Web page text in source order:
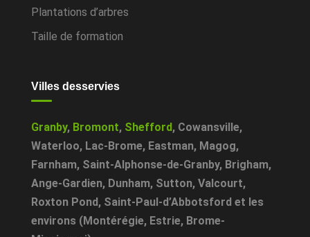
Plantations d’arbres
Taille de formation
Villes desservies
Granby, Bromont, Shefford, Cowansville,
Waterloo, Lac-Brome, Eastman, Magog,
Farnham, Saint-Alphonse-de-Granby, Brigham,
Ange-Gardien, Dunham, Sutton, Valcourt,
Roxton Pond , Saint-Paul-d’Abbotsford et les
environs (Montérégie, Estrie, Brome-